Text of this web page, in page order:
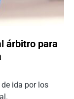
árbitro para
ida por los